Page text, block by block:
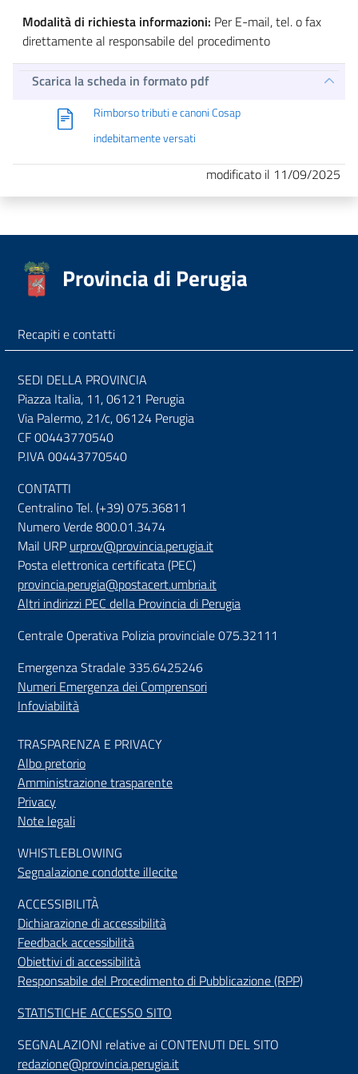
Modalità di richiesta informazioni: Per E-mail, tel. o fax
direttamente al responsabile del procedimento
Scarica la scheda in formato pdf
Rimborso tributi e canoni Cosap
indebitamente versati
modificato il 11/09/2025
Provincia di Perugia
Recapiti e contatti
SEDI DELLA PROVINCIA
Piazza Italia, 11, 06121 Perugia
Via Palermo, 21/c, 06124 Perugia
CF 00443770540
P.IVA 00443770540
CONTATTI
Centralino Tel. (+39) 075.36811
Numero Verde 800.01.3474
Mail URP urprov@provincia.perugia.it
Posta elettronica certificata (PEC)
provincia.perugia@postacert.umbria.it
Altri indirizzi PEC della Provincia di Perugia
Centrale Operativa Polizia provinciale 075.32111
Emergenza Stradale 335.6425246
Numeri Emergenza dei Comprensori
Infoviabilità
TRASPARENZA E PRIVACY
Albo pretorio
Amministrazione trasparente
Privacy
Note legali
WHISTLEBLOWING
Segnalazione condotte illecite
ACCESSIBILITÀ
Dichiarazione di accessibilità
Feedback accessibilità
Obiettivi di accessibilità
Responsabile del Procedimento di Pubblicazione (RPP)
STATISTICHE ACCESSO SITO
SEGNALAZIONI relative ai CONTENUTI DEL SITO
redazione@provincia.perugia.it